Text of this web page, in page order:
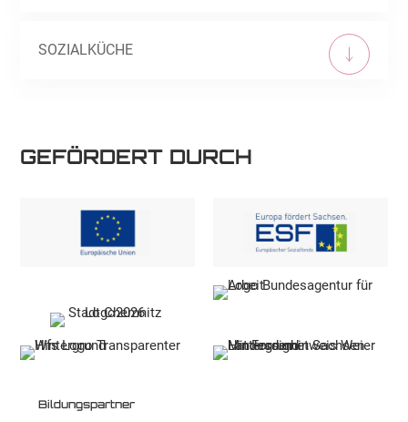
SOZIALKÜCHE
GEFÖRDERT DURCH
Bildungspartner